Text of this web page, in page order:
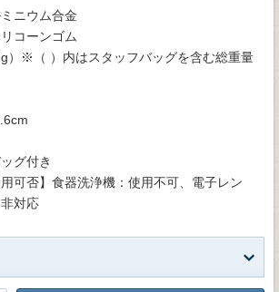
ニウム合金
コーンゴム
）※（ ）内はスタッフバッグを含む総重量
グ付き
用可否】食器洗浄機：使用不可、電子レン
対応